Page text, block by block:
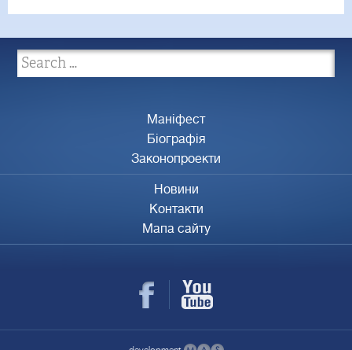
Маніфест
Біографія
Законопроекти
Новини
Контакти
Мапа сайту